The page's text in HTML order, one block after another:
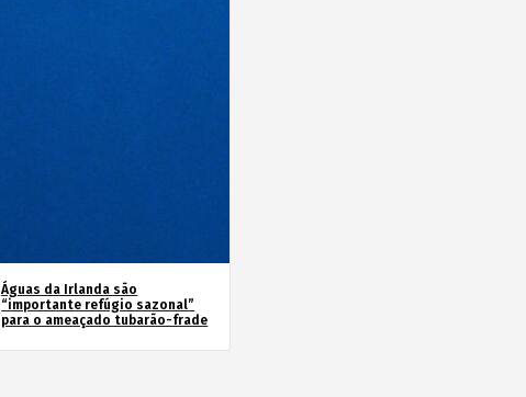
Águas da Irlanda são
“importante refúgio sazonal”
para o ameaçado tubarão-frade